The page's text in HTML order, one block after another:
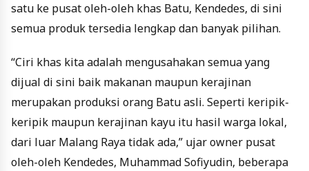
satu ke pusat oleh-oleh khas Batu, Kendedes, di sini
semua produk tersedia lengkap dan banyak pilihan.
“Ciri khas kita adalah mengusahakan semua yang
dijual di sini baik makanan maupun kerajinan
merupakan produksi orang Batu asli. Seperti keripik-
keripik maupun kerajinan kayu itu hasil warga lokal,
dari luar Malang Raya tidak ada,” ujar owner pusat
oleh-oleh Kendedes, Muhammad Sofiyudin, beberapa